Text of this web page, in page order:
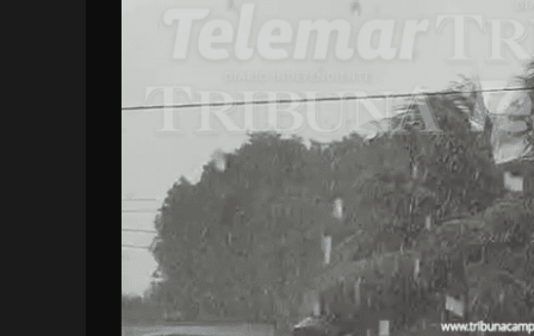
LOCALES OPINIÓN